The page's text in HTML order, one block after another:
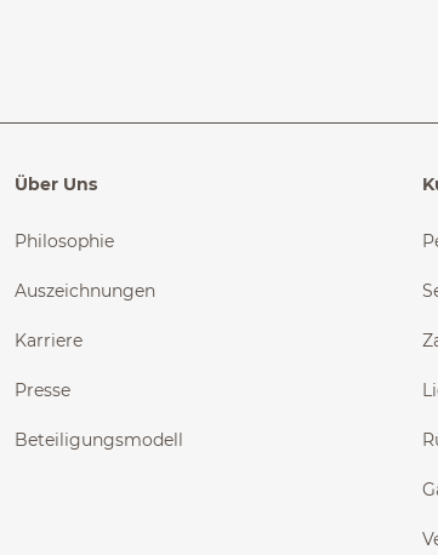
Über Uns
Philosophie
Auszeichnungen
Karriere
Presse
Beteiligungsmodell